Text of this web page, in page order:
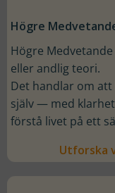
Högre
Högre
eller andlig teori.
Det handlar om
själv — med
förstå livet på ett
Utforska